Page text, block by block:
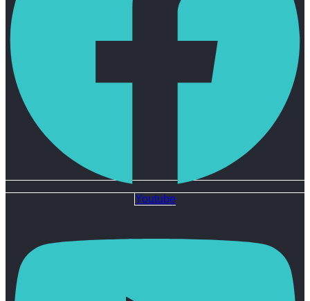
Youtube